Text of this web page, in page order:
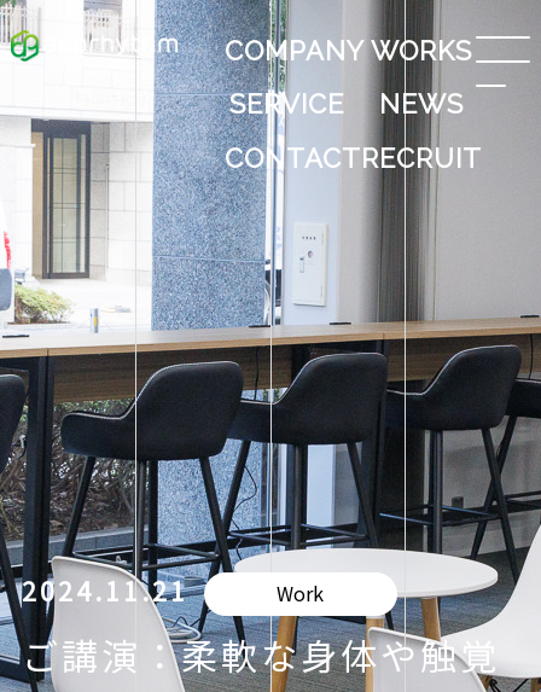
COMPANYWORKS
SERVICE
NEWS
CONTACTRECRUIT
2024.11.21 Work
ご講演：柔軟な身体や触覚